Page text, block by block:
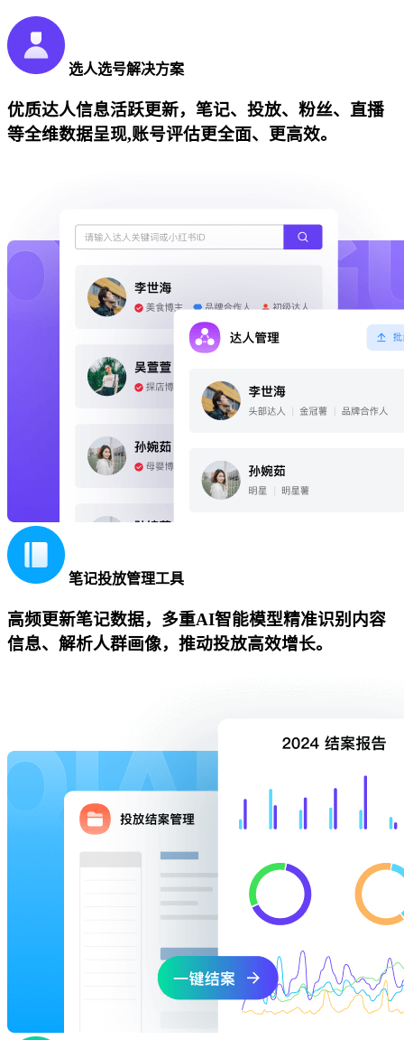
选人选号解决方案
优质达人信息活跃更新，笔记、投放、粉丝、直播
等全维数据呈现,账号评估更全面、更高效。
笔记投放管理工具
高频更新笔记数据，多重AI智能模型精准识别内容
信息、解析人群画像，推动投放高效增长。